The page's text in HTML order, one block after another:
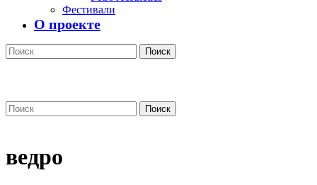
Фестивали
О проекте
Поиск
Поиск
ведро